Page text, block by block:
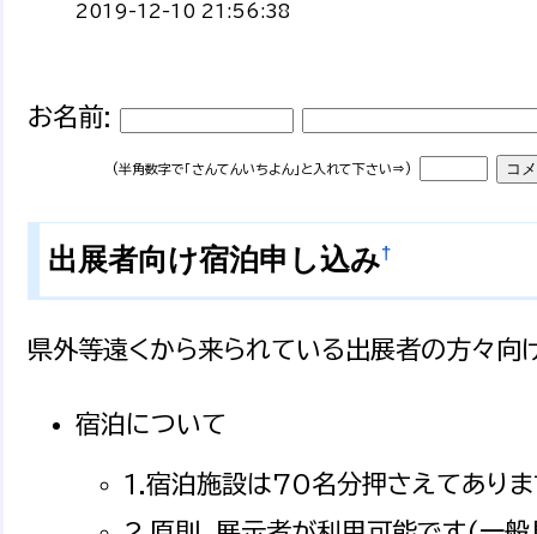
2019-12-10 21:56:38
お名前:
(半角数字で「さんてんいちよん」と入れて下さい⇒)
出展者向け宿泊申し込み†
県外等遠くから来られている出展者の方々向
宿泊について
1.宿泊施設は70名分押さえてありま